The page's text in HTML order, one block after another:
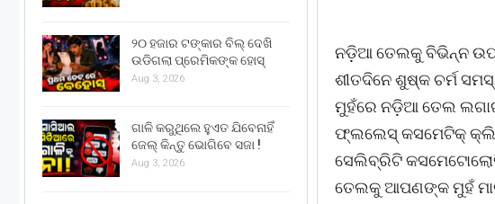
ନଡ଼ିଆ ତେଲକୁ ବିଭିନ୍ନ
ଶୀତଦିନେ ଶୁଷ୍କ ଚର୍ମ
ମୁହଁରେ ନଡ଼ିଆ ତେଲ
ଫ୍ଲଲେସ୍ କସମେଟିକ୍
ସେଲିବ୍ରିଟି
ତେଲକୁ ଆପଣଙ୍କ ମୁହଁ
୨୦ ହଜାର ଟଙ୍କାର ବିଲ୍ ଦେଖି
ଉଡିଗଲା ପ୍ରେମିକଙ୍କ ହୋସ୍
Aug 3, 2026
ଗାଳି କରୁଥିଲେ ହୁଏତ ଯିବେନାହିଁ
ଜେଲ୍ କିନ୍ତୁ ଭୋଗିବେ ସଜା !
Aug 3, 2026